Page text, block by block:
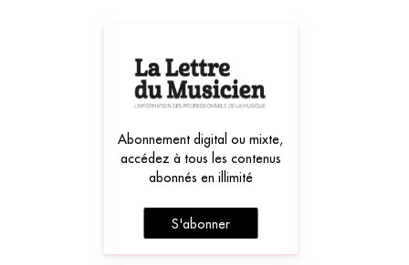
Abonnement digital ou mixte,
accédez à tous les contenus
abonnés en illimité
S'abonner